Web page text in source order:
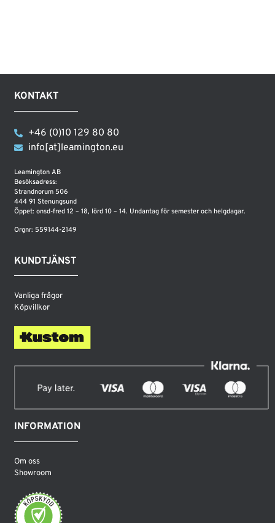
KONTAKT
+46 (0)10 129 80 80
info[at]leamington.eu
Leamington AB
Besöksadress:
Strandnorum 506
444 91 Stenungsund
Öppet: onsd-fred 12 – 18, lörd 10 – 14. Undantag för semester och helgdagar.
Orgnr: 559144-2149
KUNDTJÄNST
Vanliga frågor
Köpvillkor
INFORMATION
Om oss
Showroom